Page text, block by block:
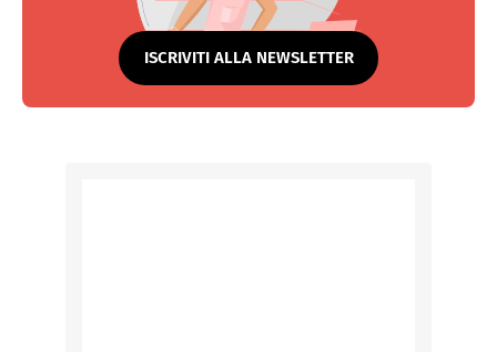
ISCRIVITI ALLA NEWSLETTER